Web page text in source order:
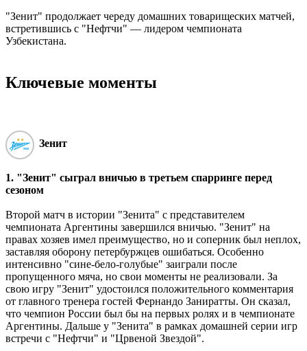
"Зенит" продолжает череду домашних товарищеских матчей,
встретившись с "Нефтчи" ― лидером чемпионата
Узбекистана.
Ключевые моменты
Зенит
1. "Зенит" сыграл вничью в третьем спарринге перед
сезоном
Второй матч в истории "Зенита" с представителем
чемпионата Аргентины завершился вничью. "Зенит" на
правах хозяев имел преимущество, но и соперник был неплох,
заставляя оборону петербуржцев ошибаться. Особенно
интенсивно "сине-бело-голубые" заиграли после
пропущенного мяча, но свои моменты не реализовали. За
свою игру "Зенит" удостоился положительного комментария
от главного тренера гостей Фернандо Заниратты. Он сказал,
что чемпион России был бы на первых ролях и в чемпионате
Аргентины. Дальше у "Зенита" в рамках домашней серии игр
встречи с "Нефтчи" и "Црвеной Звездой".